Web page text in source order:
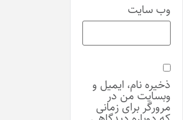
وب‌ سایت
ذخیره نام، ایمیل و
وبسایت من در
مرورگر برای زمانی